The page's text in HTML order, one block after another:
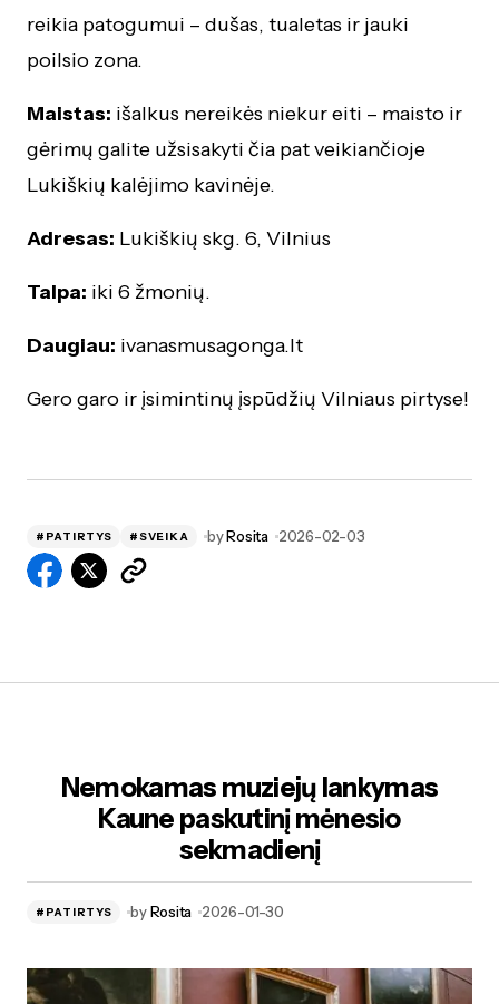
reikia patogumui – dušas, tualetas ir jauki
poilsio zona.
Maistas: išalkus nereikės niekur eiti – maisto ir
gėrimų galite užsisakyti čia pat veikiančioje
Lukiškių kalėjimo kavinėje.
Adresas: Lukiškių skg. 6, Vilnius
Talpa: iki 6 žmonių.
Daugiau: ivanasmusagonga.lt
Gero garo ir įsimintinų įspūdžių Vilniaus pirtyse!
#PATIRTYS #SVEIKA byRosita 2026-02-03
Nemokamas muziejų lankymas
Kaune paskutinį mėnesio
sekmadienį
#PATIRTYS by Rosita 2026-01-30